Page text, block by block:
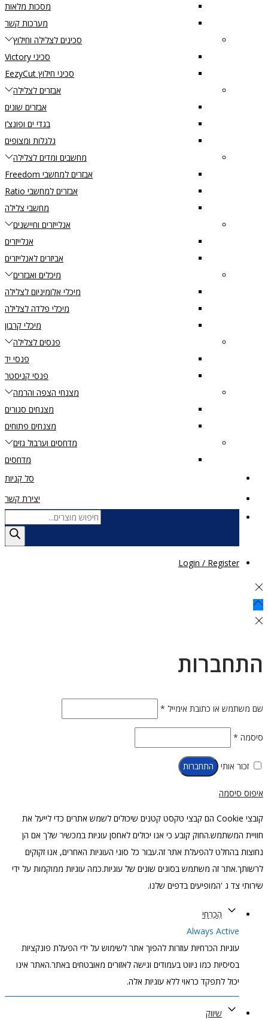
מסכות מלאות
מערכות קשר
סכינים לצלילה וחילוץ
סכיני Victory
סכיני חילוץ EezyCut
אבזרים לצלילה
אבזרים שונים
בגדי ים ופונצ’ו
גלגלות ומצופים
מחשבים ומדים לצלילה
אבזרים למחשבי Freedom
אבזרים למחשבי Ratio
מחשבי צלילה
אנלייזרים וחיישנים
אנלייזרים
אביזרים לאנלייזרים
מיכלים ואבזרים
מיכלי אלומיניום לצלילה
מיכלי פלדה לצלילה
מיכלי קרבון
פנסים לצלילה
פנסי יד
פנסי קניסטר
מצנחי הצפה והרמה
מצנחים סגורים
מצנחים פתוחים
מדחסים וערבול גזים
מדחסים
סל קניות
יצירת קשר
Login / Register
התחברות
שם משתמש או כתובת אימייל *
סיסמה *
זכור אותי התחברות
איפוס סיסמה
קובצי Cookie הם קבצי טקסט קטנים שיכולים לשמש אתרים כדי לייעל את
חוויית המשתמש.החוק קובע כי אנו יכולים לאחסן עוגיות במכשיר שלך אם הן
נחוצות בהחלט להפעלת אתר זה.עבור כל סוגי העוגיות האחרים, אנו זקוקים
לרשותך.אתר זה משתמש בסוגים שונים של עוגיות.כמה עוגיות ממוקמות על ידי
שירותי צד ג 'המופיעים בדפים שלנו.
הֶכְרֵחִי
Always Active
עוגיות הכרחיות עוזרות להפוך אתר לשימוש על ידי הפעלת פונקציות
בסיסיות כמו ניווט בעמודים וגישה לאזורים מאובטחים באתר.האתר אינו
יכול לתפקד כראוי ללא עוגיות אלה.
שיווק